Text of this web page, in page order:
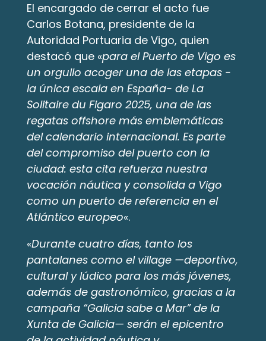
El encargado de cerrar el acto fue
Carlos Botana, presidente de la
Autoridad Portuaria de Vigo, quien
destacó que «para el Puerto de Vigo es
un orgullo acoger una de las etapas -
la única escala en España- de La
Solitaire du Figaro 2025, una de las
regatas offshore más emblemáticas
del calendario internacional. Es parte
del compromiso del puerto con la
ciudad: esta cita refuerza nuestra
vocación náutica y consolida a Vigo
como un puerto de referencia en el
Atlántico europeo«.
«Durante cuatro días, tanto los
pantalanes como el village —deportivo,
cultural y lúdico para los más jóvenes,
además de gastronómico, gracias a la
campaña “Galicia sabe a Mar” de la
Xunta de Galicia— serán el epicentro